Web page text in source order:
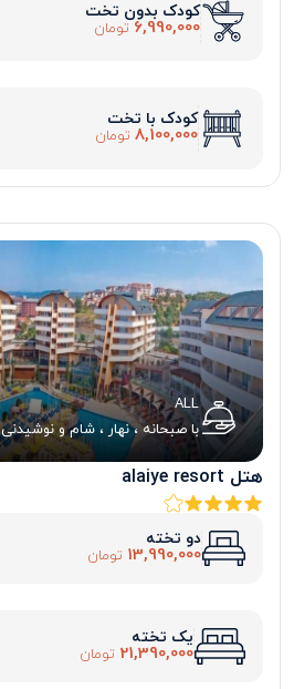
کودک بدون تخت
6,990,000 تومان
کودک با تخت
8,100,000 تومان
ALL
با صبحانه ، نهار ، شام و نوشیدنی
هتل alaiye resort
دو تخته
13,990,000 تومان
یک تخته
21,390,000 تومان